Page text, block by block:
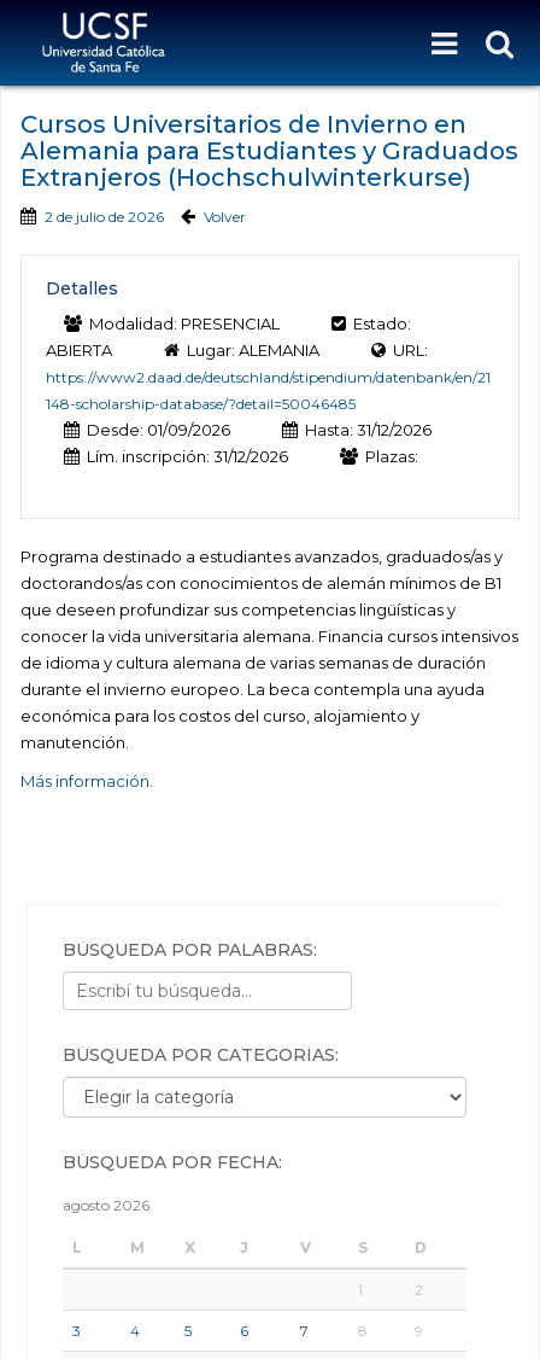
Cursos Universitarios de Invierno en
Alemania para Estudiantes y Graduados
Extranjeros (Hochschulwinterkurse)
2 de julio de 2026 Volver
Detalles
Modalidad: PRESENCIAL
Estado:
ABIERTA
Lugar: ALEMANIA URL:
https://www2.daad.de/deutschland/stipendium/datenbank/en/21
148-scholarship-database/?detail=50046485
Desde: 01/09/2026
Hasta: 31/12/2026
Lím. inscripción: 31/12/2026
Plazas:
Programa destinado a estudiantes avanzados, graduados/as y
doctorandos/as con conocimientos de alemán mínimos de B1
que deseen profundizar sus competencias lingüísticas y
conocer la vida universitaria alemana. Financia cursos intensivos
de idioma y cultura alemana de varias semanas de duración
durante el invierno europeo. La beca contempla una ayuda
económica para los costos del curso, alojamiento y
manutención.
Más información.
BÚSQUEDA POR PALABRAS:
BÚSQUEDA POR CATEGORÍAS:
Búsqueda por categorías:
BÚSQUEDA POR FECHA:
agosto 2026
L M X J V S D
1 2
3 4 5 6 7 8 9